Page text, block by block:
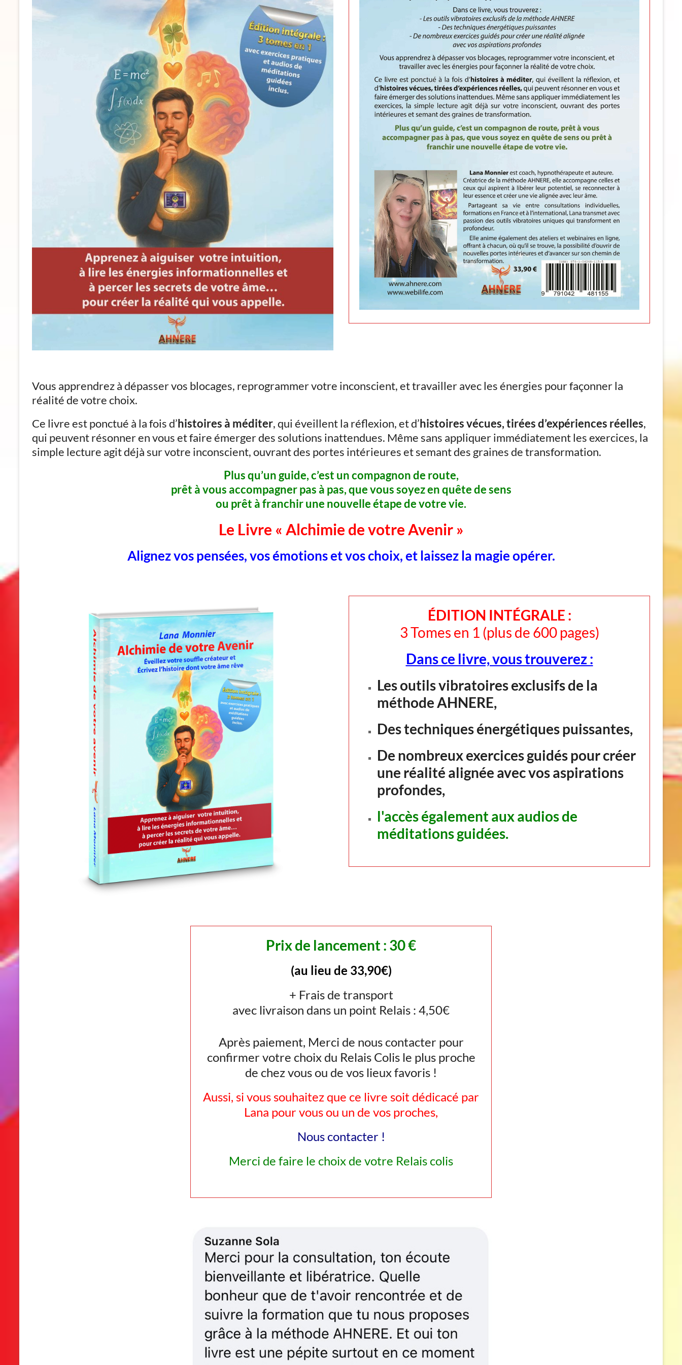
Vous apprendrez à dépasser vos blocages, reprogrammer votre inconscient, et travailler avec les énergies pour façonner la
réalité de votre choix.
Ce livre est ponctué à la fois d’histoires à méditer, qui éveillent la réflexion, et d’histoires vécues, tirées d’expériences réelles,
qui peuvent résonner en vous et faire émerger des solutions inattendues. Même sans appliquer immédiatement les exercices, la
simple lecture agit déjà sur votre inconscient, ouvrant des portes intérieures et semant des graines de transformation.
Plus qu’un guide, c’est un compagnon de route,
prêt à vous accompagner pas à pas, que vous soyez en quête de sens
ou prêt à franchir une nouvelle étape de votre vie.
Le Livre « Alchimie de votre Avenir »
Alignez vos pensées, vos émotions et vos choix, et laissez la magie opérer.
ÉDITION INTÉGRALE :
3 Tomes en 1 (plus de 600 pages)
Dans ce livre, vous trouverez :
Les outils vibratoires exclusifs de la
méthode AHNERE,
Des techniques énergétiques puissantes,
De nombreux exercices guidés pour créer
une réalité alignée avec vos aspirations
profondes,
l'accès également aux audios de
méditations guidées.
Prix de lancement : 30 €
(au lieu de 33,90€)
+ Frais de transport
avec livraison dans un point Relais : 4,50€
Après paiement, Merci de nous contacter pour
confirmer votre choix du Relais Colis le plus proche
de chez vous ou de vos lieux favoris !
Aussi, si vous souhaitez que ce livre soit dédicacé par
Lana pour vous ou un de vos proches,
Nous contacter !
Merci de faire le choix de votre Relais colis